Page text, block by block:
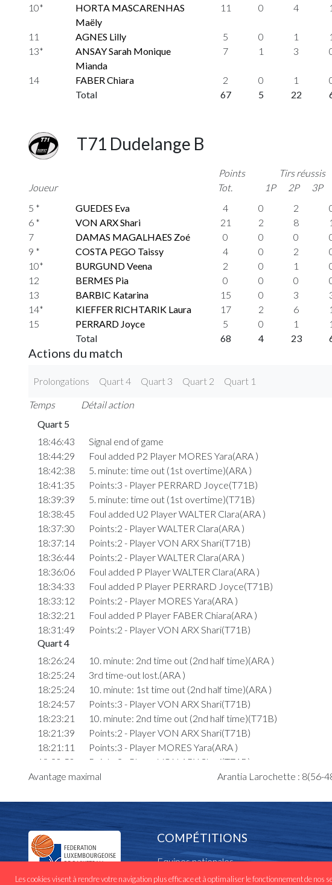
10*
HORTA MASCARENHAS
Maëly
11 0 4 1
11 AGNES Lilly 5 0 1 1
13*
ANSAY Sarah Monique
Mianda
7 1 3
14 FABER Chiara 2 0 1
Total
67 5 22
T71 Dudelange B
Joueur
Points
Tot.
Tirs réussis
1P
2P 3P
5 *
GUEDES Eva 4 0 2
6 *
VON ARX Shari 21 2 8 1
7
DAMAS MAGALHAES Zoé 0 0 0
9 *
COSTA PEGO Taissy 4 0 2
10*
BURGUND Veena 2 0 1
12
BERMES Pia 0 0 0
13
BARBIC Katarina 15 0 3
14*
KIEFFER RICHTARIK Laura 17 2 6 1
15
PERRARD Joyce 5 0 1 1
Total
68 4 23
Actions du match
Prolongations Quart 4 Quart 3 Quart 2 Quart 1
Temps Détail action
Quart 5
18:46:43
Signal end of game
18:44:29
Foul added P2 Player MORES Yara(ARA )
18:42:38
5. minute: time out (1st overtime)(ARA )
18:41:35
Points:3 - Player PERRARD Joyce(T71B)
18:39:39
5. minute: time out (1st overtime)(T71B)
18:38:45
Foul added U2 Player WALTER Clara(ARA )
18:37:30
Points:2 - Player WALTER Clara(ARA )
18:37:14
Points:2 - Player VON ARX Shari(T71B)
18:36:44
Points:2 - Player WALTER Clara(ARA )
18:36:06
Foul added P Player WALTER Clara(ARA )
18:34:33
Foul added P Player PERRARD Joyce(T71B)
18:33:12
Points:2 - Player MORES Yara(ARA )
18:32:21
Foul added P Player FABER Chiara(ARA )
18:31:49
Points:2 - Player VON ARX Shari(T71B)
Quart 4
18:26:24
10. minute: 2nd time out (2nd half time)(ARA )
18:25:24
3rd time-out lost.(ARA )
18:25:24
10. minute: 1st time out (2nd half time)(ARA )
18:24:57
Points:3 - Player VON ARX Shari(T71B)
18:23:21
10. minute: 2nd time out (2nd half time)(T71B)
18:21:39
Points:2 - Player VON ARX Shari(T71B)
18:21:11
Points:3 - Player MORES Yara(ARA )
18:20:50
Points:2 - Player VON ARX Shari(T71B)
18:20:15
Points:2 - Player VON ARX Shari(T71B)
18:19:28
Foul added P Player KIEFFER RICHTARIK Laura(T71B)
18:18:56
Foul added P Player FABER Chiara(ARA )
18:18:56
Foul deleted P2 Player FABER Chiara(ARA )
18:18:32
Foul added P2 Player FABER Chiara(ARA )
18:17:50
Points:2 - Player PERRARD Joyce(T71B)
18:14:30
Points:2 - Player COSTA PEGO Taissy(T71B)
Avantage maximal Arantia Larochette : 8(56-
COMPÉTITIONS
Equipes nationales
Cadres nationaux
Les cookies visent à rendre votre navigation plus efficace et à optimaliser le fonctionnement de nos